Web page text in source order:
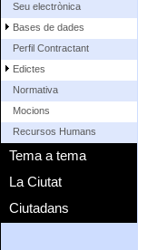
Seu electrònica
Bases de dades
Perfil Contractant
Edictes
Normativa
Mocions
Recursos Humans
Tema a tema
La Ciutat
Ciutadans